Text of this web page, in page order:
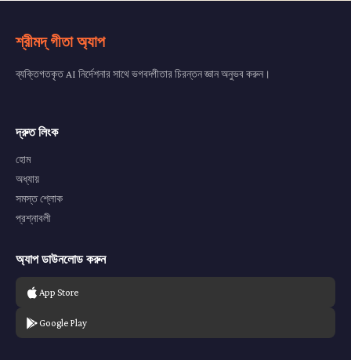
শ্রীমদ্ গীতা অ্যাপ
ব্যক্তিগতকৃত AI নির্দেশনার সাথে ভগবদ্গীতার চিরন্তন জ্ঞান অনুভব করুন।
দ্রুত লিংক
হোম
অধ্যায়
সমস্ত শ্লোক
প্রশ্নাবলী
অ্যাপ ডাউনলোড করুন
App Store
Google Play